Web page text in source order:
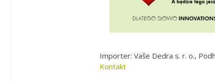
Importer: Vaše Dedra s. r. o.,
Kontakt